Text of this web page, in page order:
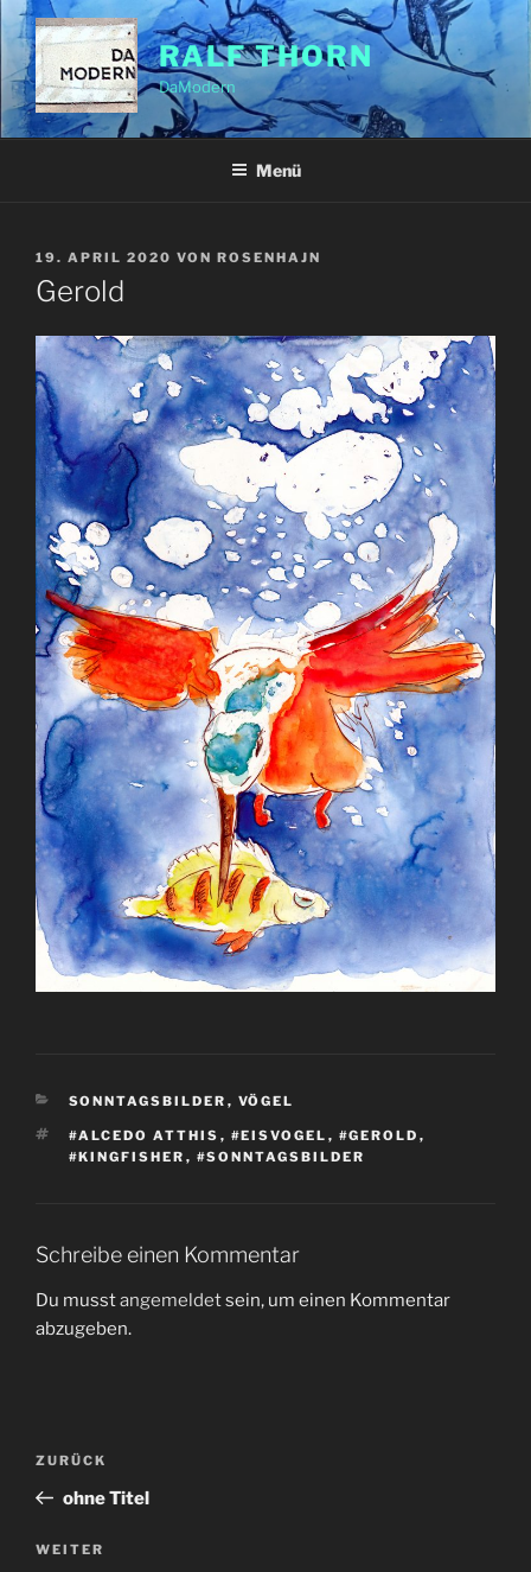
Zum
Inhalt
springen
RALF THORN
DaModern
Menü
VERÖFFENTLICHT
AM
19. APRIL 2020 VON ROSENHAJN
Gerold
KATEGORIEN
SONNTAGSBILDER , VÖGEL
SCHLAGWÖRTER
#ALCEDO ATTHIS , #EISVOGEL , #GEROLD ,
#KINGFISHER , #SONNTAGSBILDER
Schreibe einen Kommentar
Du musstangemeldetsein, um einen Kommentar
abzugeben.
Beitragsnavigation
Vorheriger
Beitrag
ZURÜCK
ohne Titel
Nächster
WEITER